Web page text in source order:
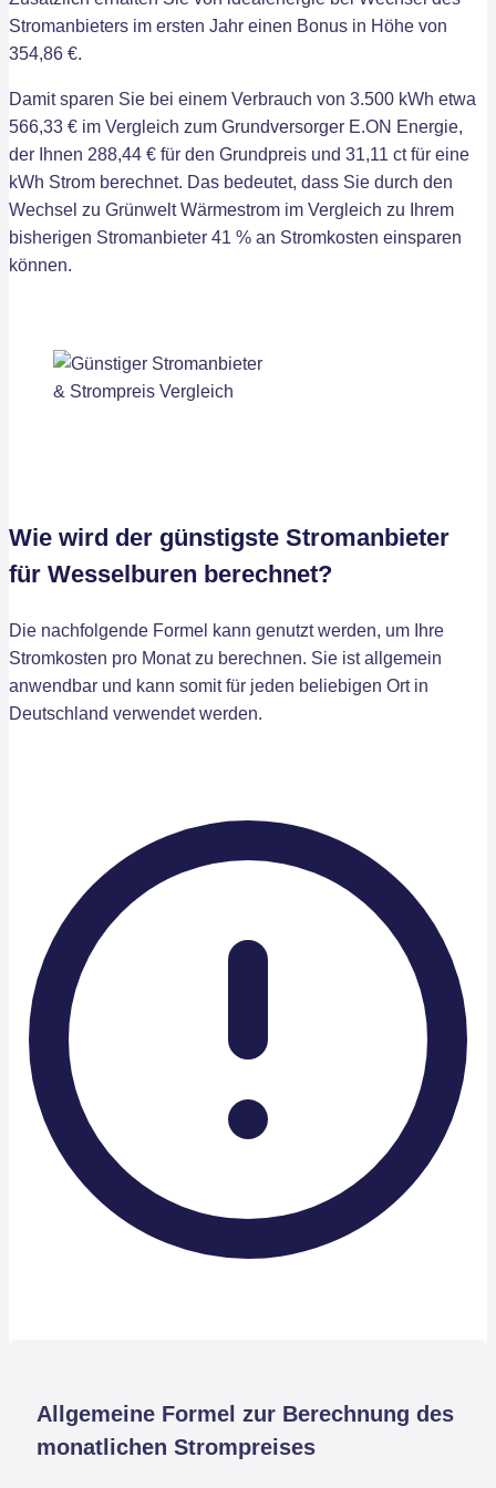
Stromanbieters im ersten Jahr einen Bonus in Höhe von
354,86 €.
Damit sparen Sie bei einem Verbrauch von 3.500 kWh etwa
566,33 € im Vergleich zum Grundversorger E.ON Energie,
der Ihnen 288,44 € für den Grundpreis und 31,11 ct für eine
kWh Strom berechnet. Das bedeutet, dass Sie durch den
Wechsel zu Grünwelt Wärmestrom im Vergleich zu Ihrem
bisherigen Stromanbieter 41 % an Stromkosten einsparen
können.
Wie wird der günstigste Stromanbieter
für Wesselburen berechnet?
Die nachfolgende Formel kann genutzt werden, um Ihre
Stromkosten pro Monat zu berechnen. Sie ist allgemein
anwendbar und kann somit für jeden beliebigen Ort in
Deutschland verwendet werden.
Allgemeine Formel zur Berechnung des
monatlichen Strompreises